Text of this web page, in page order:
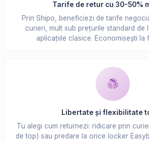
Tarife de retur cu 30-50%
Prin Shipo, beneficiezi de tarife
curieri, mult sub prețurile standard de
aplicațiile clasice. Economisești la
Libertate și flexibilitate
Tu alegi cum returnezi: ridicare prin
de top) sau predare la orice locker